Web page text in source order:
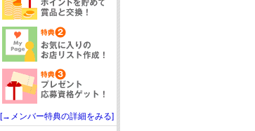
[→メンバー特典の詳細をみる]